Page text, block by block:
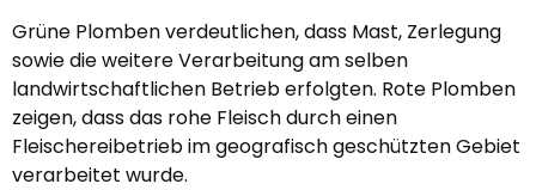
Grüne Plomben verdeutlichen, dass Mast, Zerlegung
sowie die weitere Verarbeitung am selben
landwirtschaftlichen Betrieb erfolgten. Rote Plomben
zeigen, dass das rohe Fleisch durch einen
Fleischereibetrieb im geografisch geschützten Gebiet
verarbeitet wurde.